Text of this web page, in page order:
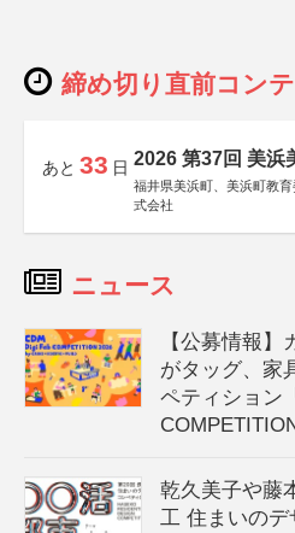
締め切り直前コン
あと 33 日 2026 第37回 美浜
福井県美浜町、美浜町教
式会社
ニュース
【公募情報
がタッグ、家
ペティション
乾久美子や藤
工 住まいの